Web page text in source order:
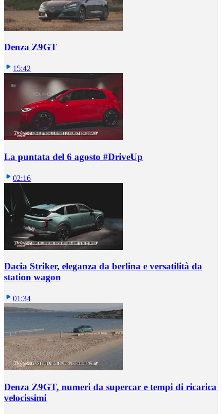
Denza Z9GT
15:42
La puntata del 6 agosto #DriveUp
02:16
Dacia Striker, eleganza da berlina e versatilità da
station wagon
01:34
Denza Z9GT, numeri da supercar e tempi di ricarica
velocissimi